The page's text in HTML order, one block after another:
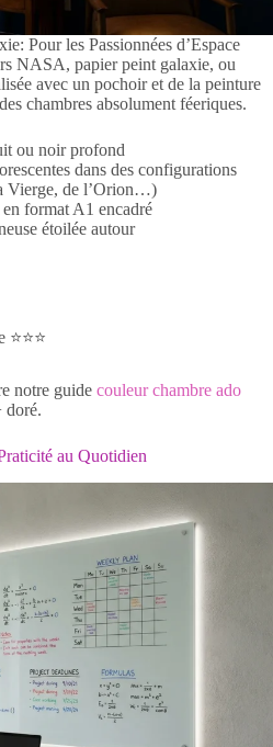
Pour les Passionnées d’Espace
NASA, papier peint galaxie, ou
avec un pochoir et de la peinture
chambres absolument féeriques.
ou noir profond
dans des configurations
Vierge, de l’Orion…)
format A1 encadré
étoilée autour
notre guide couleur chambre ado
doré.
au Quotidien